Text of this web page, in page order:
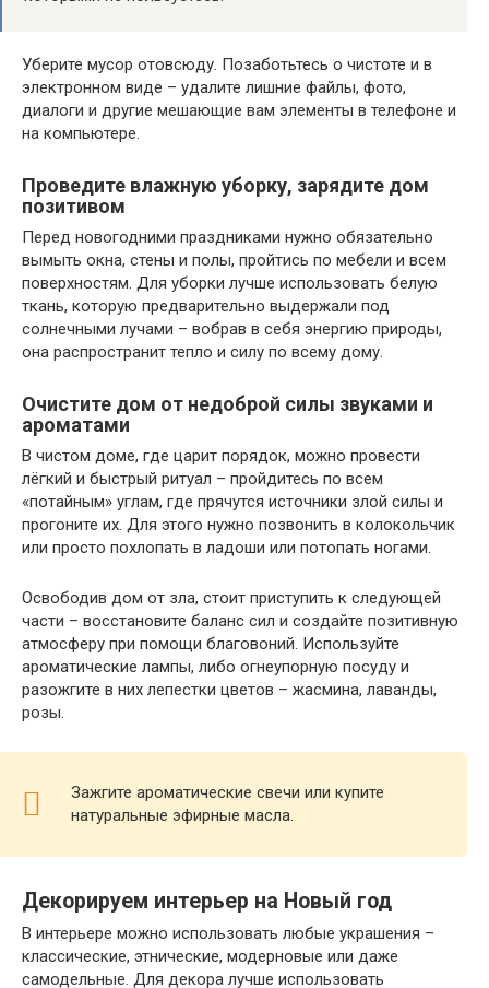
Уберите мусор отовсюду. Позаботьтесь о чистоте и в
электронном виде – удалите лишние файлы, фото,
диалоги и другие мешающие вам элементы в телефоне и
на компьютере.
Проведите влажную уборку, зарядите дом
позитивом
Перед новогодними праздниками нужно обязательно
вымыть окна, стены и полы, пройтись по мебели и всем
поверхностям. Для уборки лучше использовать белую
ткань, которую предварительно выдержали под
солнечными лучами – вобрав в себя энергию природы,
она распространит тепло и силу по всему дому.
Очистите дом от недоброй силы звуками и
ароматами
В чистом доме, где царит порядок, можно провести
лёгкий и быстрый ритуал – пройдитесь по всем
«потайным» углам, где прячутся источники злой силы и
прогоните их. Для этого нужно позвонить в колокольчик
или просто похлопать в ладоши или потопать ногами.
Освободив дом от зла, стоит приступить к следующей
части – восстановите баланс сил и создайте позитивную
атмосферу при помощи благовоний. Используйте
ароматические лампы, либо огнеупорную посуду и
разожгите в них лепестки цветов – жасмина, лаванды,
розы.
Зажгите ароматические свечи или купите
натуральные эфирные масла.
Декорируем интерьер на Новый год
В интерьере можно использовать любые украшения –
классические, этнические, модерновые или даже
самодельные. Для декора лучше использовать